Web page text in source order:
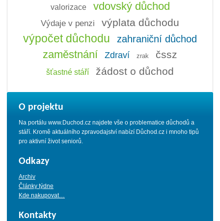
valorizace vdovský důchod
Výdaje v penzi výplata důchodu
výpočet důchodu zahraniční důchod
zaměstnání Zdraví zrak čssz
šťastné stáří žádost o důchod
O projektu
Na portálu www.Duchod.cz najdete vše o problematice důchodů a
stáří. Kromě aktuálního zpravodajství nabízí Důchod.cz i mnoho tipů
pro aktivní život seniorů.
Odkazy
Archiv
Články týdne
Kde nakupovat…
Kontakty